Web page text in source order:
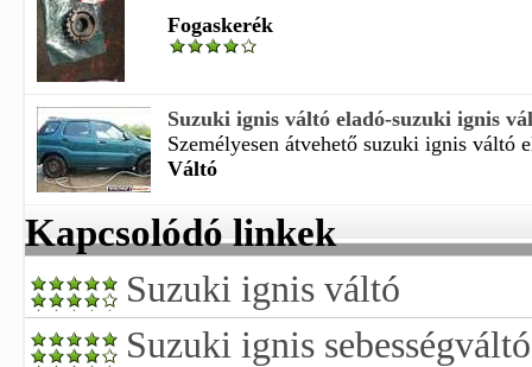
Fogaskerék
Suzuki ignis váltó eladó-suzuki ignis
Személyesen átvehető suzuki ignis váltó
Váltó
Kapcsolódó linkek
Suzuki ignis váltó
Suzuki ignis